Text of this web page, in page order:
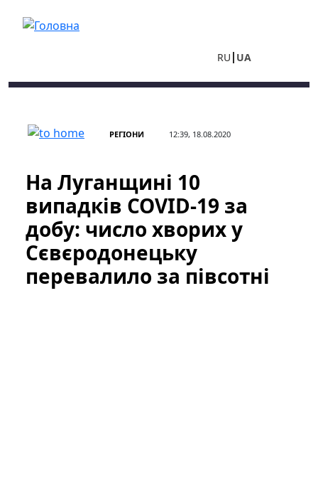
RU UA
РЕГІОНИ 12:39, 18.08.2020
На Луганщині 10
випадків COVID-19 за
добу: число хворих у
Сєвєродонецьку
перевалило за півсотні